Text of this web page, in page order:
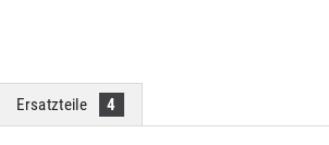
Ersatzteile 4